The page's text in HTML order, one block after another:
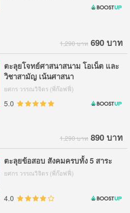
1,290 บาท 690 บาท
ตะลุยโจทย์ศาสนาสนาม โอเน็ต และ
วิชาสามัญ เน้นศาสนา
ยศกร วรรณวิจิตร (พี่ก๊อฟฟี่)
5.0
1,290 บาท 890 บาท
ตะลุยข้อสอบ สังคมครบทั้ง 5 สาระ
ยศกร วรรณวิจิตร (พี่ก๊อฟฟี่)
4.0